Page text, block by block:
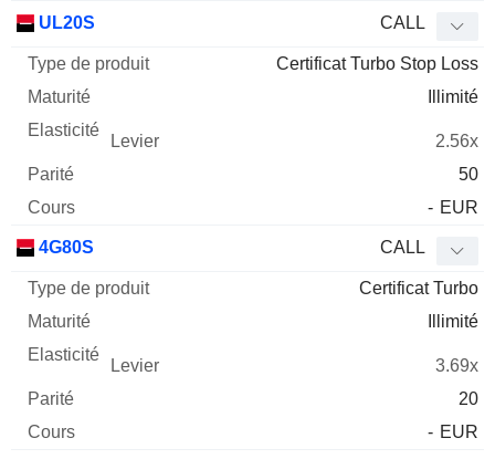
UL20S CALL
Certificat Turbo Stop Loss
Illimité
2.56x
50
- EUR
4G80S CALL
Certificat Turbo
Illimité
3.69x
20
- EUR